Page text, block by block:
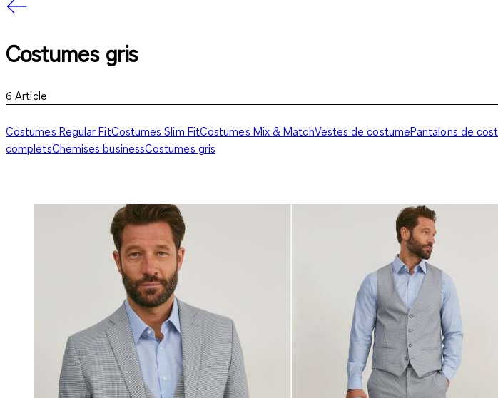
Costumes gris
6 Article
Costumes Regular FitCostumes Slim FitCostumes Mix & MatchVestes de costumePantalons de
completsChemises businessCostumes gris